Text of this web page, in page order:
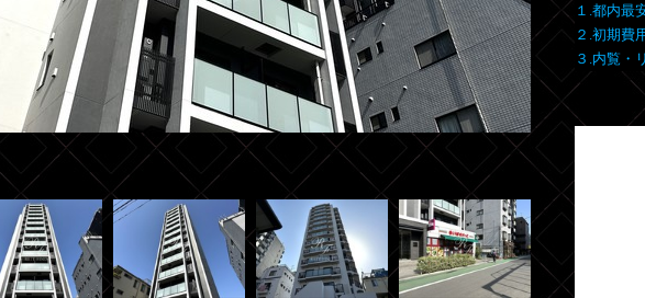
１.都内最
２.初期費
３.内覧・